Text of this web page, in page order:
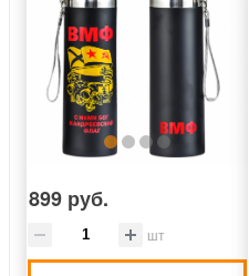
899 руб.
шт